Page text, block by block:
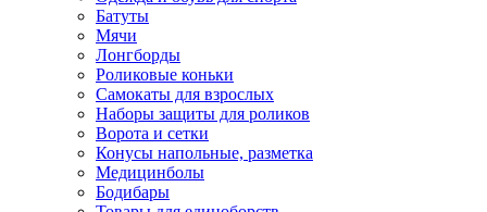
Батуты
Мячи
Лонгборды
Роликовые коньки
Самокаты для взрослых
Наборы защиты для роликов
Ворота и сетки
Конусы напольные, разметка
Медицинболы
Бодибары